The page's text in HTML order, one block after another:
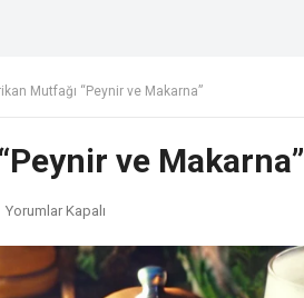
Mutfağı “Peynir ve Makarna”
ve Makarna”
Yorumlar Kapalı